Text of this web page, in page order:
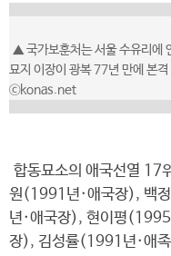
▲ 국가보훈처는 서울 수유리에
묘지 이장이 광복 77년 만에 본
ⓒkonas.net
합동묘소의 애국선열
원(1991년·애국장), 백
년·애국장), 현이평
장), 김성률(1991년·애